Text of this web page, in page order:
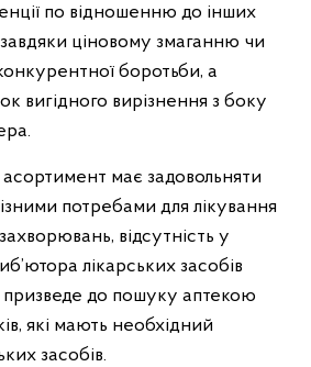
по відношенню до інших
ціновому змаганню чи
боротьби, а
вигідного вирізнення з боку
має задовольняти
потребами для лікування
відсутність у
лікарських засобів
призведе до пошуку аптекою
які мають необхідний
засобів.